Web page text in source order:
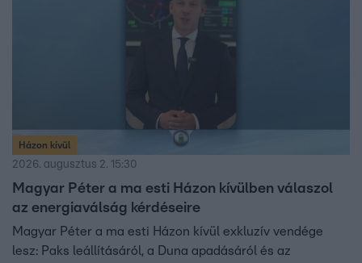
Házon kívül
2026. augusztus 2. 15:30
Magyar Péter a ma esti Házon kívülben válaszol
az energiaválság kérdéseire
Magyar Péter a ma esti Házon kívül exkluzív vendége
lesz: Paks leállításáról, a Duna apadásáról és az